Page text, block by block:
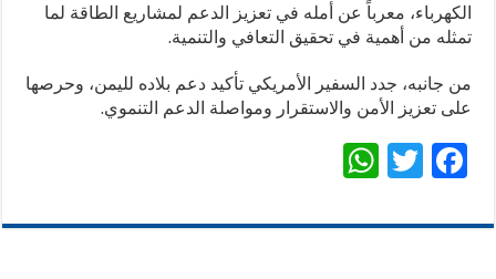
الكهرباء، معرباً عن أمله في تعزيز الدعم لمشاريع الطاقة لما
تمثله من أهمية في تحقيق التعافي والتنمية.
من جانبه، جدد السفير الأمريكي تأكيد دعم بلاده لليمن، وحرصها
على تعزيز الأمن والاستقرار ومواصلة الدعم التنموي.
F
e
T
tt
at